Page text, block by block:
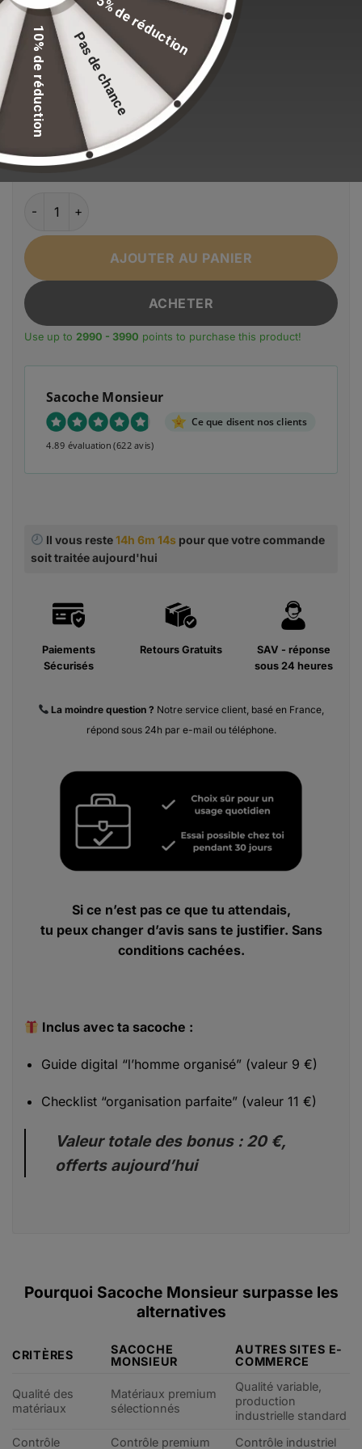
standards de qualité.
Taille
11 pouces 13 pouces
Couleur
bleu marine
AJOUTER AU PANIER
ACHETER
Use up to 2990 - 3990 points to purchase this product!
Alternative:
Sacoche Monsieur
Ce que disent nos clients
4.89 évaluation (622 avis)
Il vous reste14h 6m 13spour que votre commande
soit traitée aujourd'hui
Paiements
Sécurisés
Retours Gratuits
SAV - réponse
sous 24 heures
La moindre question ? Notre service client, basé en France,
répond sous 24h par e-mail ou téléphone.
Si ce n’est pas ce que tu attendais,
tu peux changer d’avis sans te justifier. Sans
conditions cachées.
Inclus avec ta sacoche :
Guide digital “l’homme organisé” (valeur 9 €)
Checklist “organisation parfaite” (valeur 11 €)
Valeur totale des bonus : 20 €,
offerts aujourd’hui
Pourquoi Sacoche Monsieur surpasse les
alternatives
CRITÈRES
SACOCHE
MONSIEUR
AUTRES SITES E-
COMMERCE
Qualité des
matériaux
Matériaux premium
sélectionnés
Qualité variable,
production
industrielle standard
Contrôle
Contrôle premium Contrôle industriel
5% de réduction
Pas de chance
10% de réduction